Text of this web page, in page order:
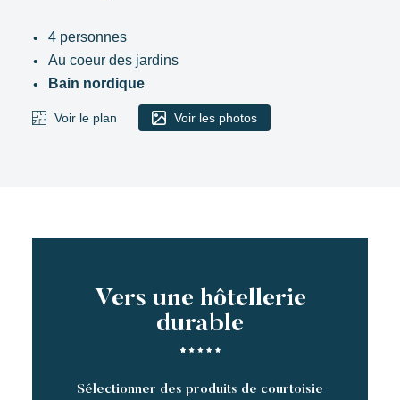
4 personnes
Au coeur des jardins
Bain nordique
Voir le plan Voir les photos
Vers une hôtellerie
durable
Sélectionner des produits de courtoisie